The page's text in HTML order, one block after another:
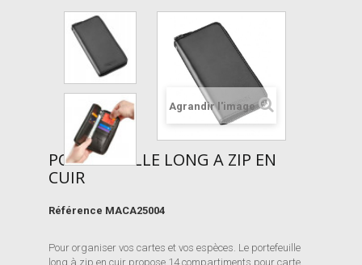
Agrandir l'image
PORTEFEUILLE LONG A ZIP EN
CUIR
Référence MACA25004
Pour organiser vos cartes et vos espèces. Le portefeuille
long à zip en cuir propose 14 compartiments pour carte,